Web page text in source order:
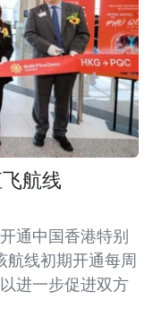
航线
通中国香港特别
航线初期开通每周
进一步促进双方